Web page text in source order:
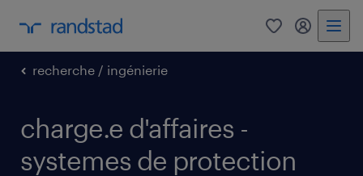
0 mon
recherche / ingénierie
charge.e d'affaires -
systemes de protection